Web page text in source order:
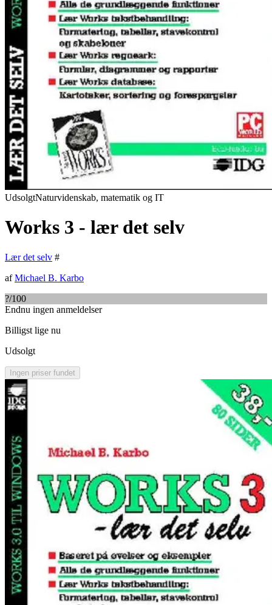
UdsolgtNaturvidenskab, matematik og IT
Works 3 - lær det selv
Lær det selv #
afMichael B. Karbo
?/100
Endnu ingen anmeldelser
Billigst lige nu
Udsolgt
Ingen priser fundet